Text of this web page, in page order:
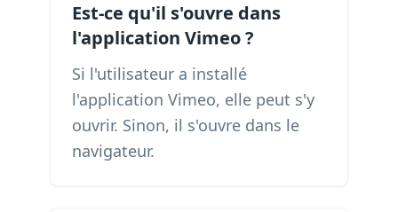
Est-ce qu'il s'ouvre dans
l'application Vimeo ?
Si l'utilisateur a installé
l'application Vimeo, elle peut s'y
ouvrir. Sinon, il s'ouvre dans le
navigateur.